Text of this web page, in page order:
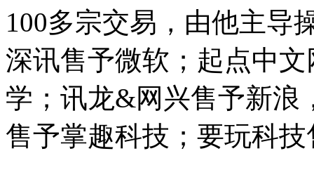
100多宗交易，由他主导
深讯售予微软；起点中
学；讯龙&网兴售予新浪
售予掌趣科技；要玩科